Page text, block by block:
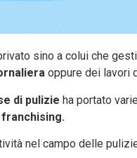
sino a colui che
oppure dei lavori
di pulizie ha portato
nel campo delle